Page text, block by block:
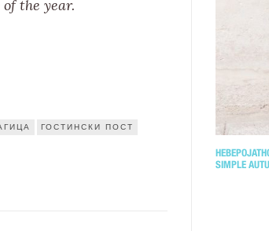
the year.
ГОСТИНСКИ ПОСТ
SIMPLE